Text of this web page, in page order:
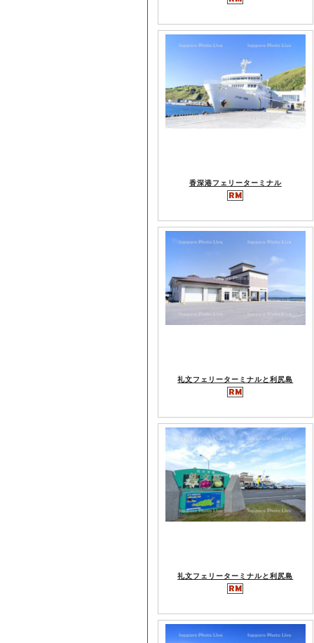
香深港フェリーターミナル
礼文フェリーターミナルと利尻島
礼文フェリーターミナルと利尻島